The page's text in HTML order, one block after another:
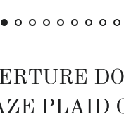
PLAID